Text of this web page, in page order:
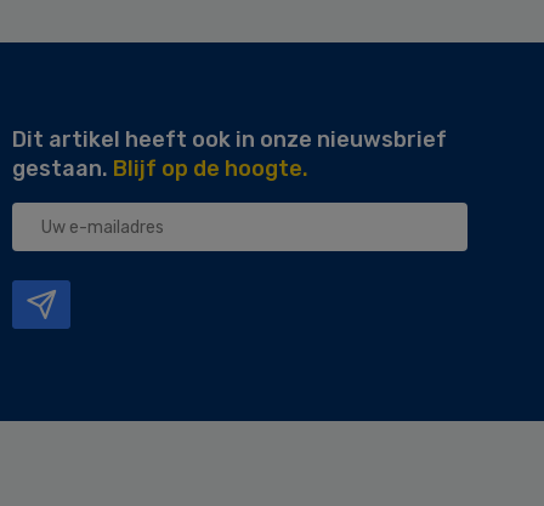
Dit artikel heeft ook in onze nieuwsbrief
gestaan. Blijf op de hoogte.
Uw